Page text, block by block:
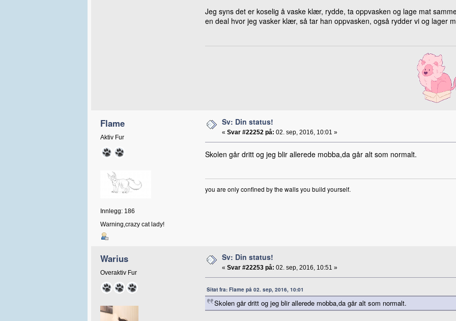
Jeg syns det er koselig å vaske klær, rydde, ta oppvasken og lage mat
en deal hvor jeg vasker klær, så tar han oppvasken, også rydder vi og lager
Flame
Aktiv Fur
Innlegg: 186
Warning,crazy cat lady!
Sv: Din status!
« Svar #22252 på: 02. sep, 2016, 10:01 »
Skolen går dritt og jeg blir allerede mobba,da går alt som normalt.
you are only confined by the walls you build yourself.
Warius
Overaktiv Fur
Sv: Din status!
« Svar #22253 på: 02. sep, 2016, 10:51 »
Sitat fra: Flame på 02. sep, 2016, 10:01
Skolen går dritt og jeg blir allerede mobba,da går alt som normalt.